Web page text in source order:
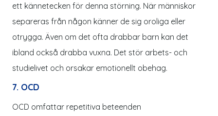
ett kännetecken för denna störning. När människor
separeras från någon känner de sig oroliga eller
otrygga. Även om det ofta drabbar barn kan det
ibland också drabba vuxna. Det stör arbets- och
studielivet och orsakar emotionellt obehag.
7. OCD
OCD omfattar repetitiva beteenden